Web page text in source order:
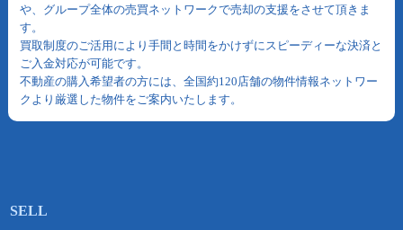
や、グループ全体の売買ネットワークで売却の支援をさせて頂きま
す。
買取制度のご活用により手間と時間をかけずにスピーディーな決済と
ご入金対応が可能です。
不動産の購入希望者の方には、全国約120店舗の物件情報ネットワー
クより厳選した物件をご案内いたします。